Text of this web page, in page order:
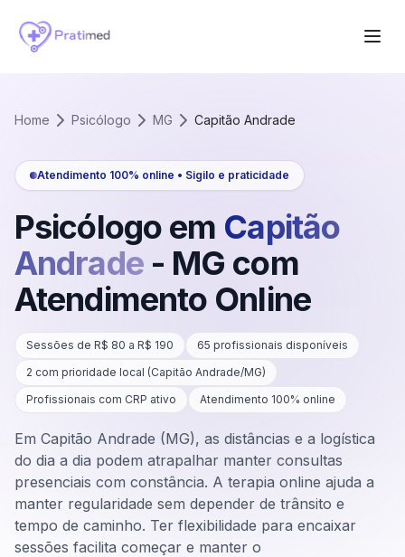
Home Psicólogo MG Capitão Andrade
Atendimento 100% online • Sigilo e praticidade
Psicólogo em Capitão
Andrade - MG com
Atendimento Online
Sessões de R$ 80 a R$ 190 65 profissionais disponíveis
2 com prioridade local (Capitão Andrade/MG)
Profissionais com CRP ativo
Atendimento 100% online
Em Capitão Andrade (MG), as distâncias e a logística
do dia a dia podem atrapalhar manter consultas
presenciais com constância. A terapia online ajuda a
manter regularidade sem depender de trânsito e
tempo de caminho. Ter flexibilidade para encaixar
sessões facilita começar e manter o